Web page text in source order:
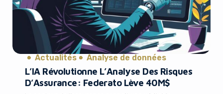
Actualités Analyse de données
L’IA Révolutionne L’Analyse Des Risques
D’Assurance: Federato Lève 40M$